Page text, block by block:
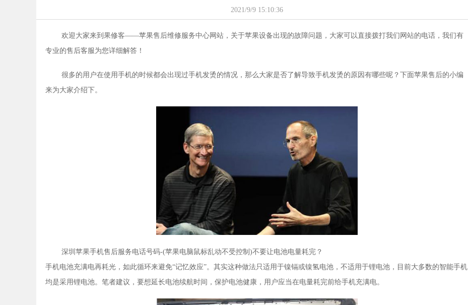
2021/9/9 15:10:36
欢迎大家来到果修客——苹果售后维修服务中心网站，关于苹果设备出现的故障问题，大家可以直接拨打我们网站的电话，我们有
专业的售后客服为您详细解答！
很多的用户在使用手机的时候都会出现过手机发烫的情况，那么大家是否了解导致手机发烫的原因有哪些呢？下面苹果售后的小编
来为大家介绍下。
深圳苹果手机售后服务电话号码-(苹果电脑鼠标乱动不受控制)不要让电池电量耗完？
手机电池充满电再耗光，如此循环来避免“记忆效应”。其实这种做法只适用于镍镉或镍氢电池，不适用于锂电池，目前大多数的智能手机
均是采用锂电池。笔者建议，要想延长电池续航时间，保护电池健康，用户应当在电量耗完前给手机充满电。